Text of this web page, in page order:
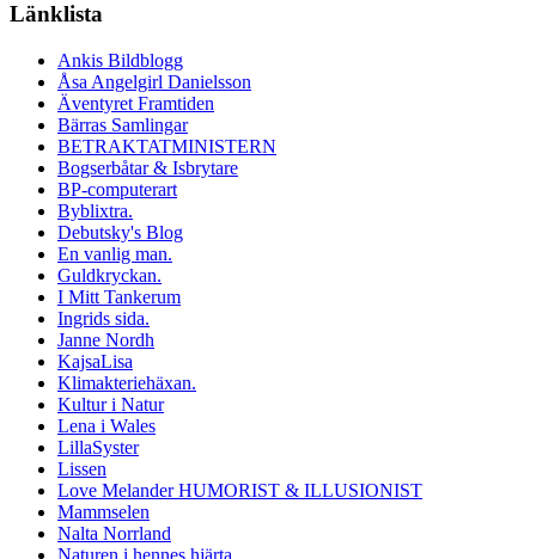
Länklista
Ankis Bildblogg
Åsa Angelgirl Danielsson
Äventyret Framtiden
Bärras Samlingar
BETRAKTATMINISTERN
Bogserbåtar & Isbrytare
BP-computerart
Byblixtra.
Debutsky's Blog
En vanlig man.
Guldkryckan.
I Mitt Tankerum
Ingrids sida.
Janne Nordh
KajsaLisa
Klimakteriehäxan.
Kultur i Natur
Lena i Wales
LillaSyster
Lissen
Love Melander HUMORIST & ILLUSIONIST
Mammselen
Nalta Norrland
Naturen i hennes hjärta.